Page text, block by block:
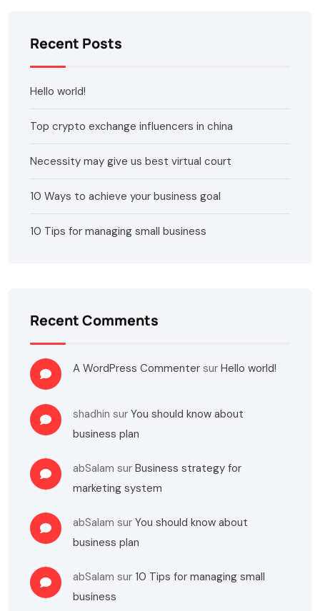
Recent Posts
Hello world!
Top crypto exchange influencers in china
Necessity may give us best virtual court
10 Ways to achieve your business goal
10 Tips for managing small business
Recent Comments
A WordPress Commenter surHello world!
shadhin surYou should know about
business plan
abSalam surBusiness strategy for
marketing system
abSalam surYou should know about
business plan
abSalam sur 10 Tips for managing small
business